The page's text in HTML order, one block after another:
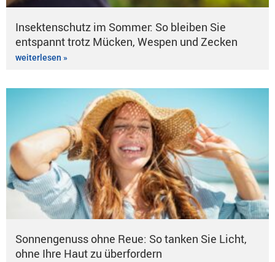
Insektenschutz im Sommer: So bleiben Sie
entspannt trotz Mücken, Wespen und Zecken
weiterlesen »
Sonnengenuss ohne Reue: So tanken Sie Licht,
ohne Ihre Haut zu überfordern